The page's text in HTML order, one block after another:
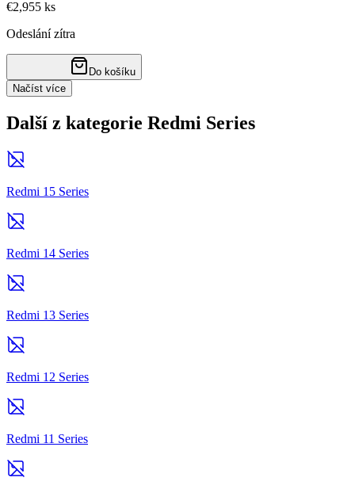
€2,955 ks
Odeslání zítra
Do košíku
Načíst více
Další z kategorie Redmi Series
Redmi 15 Series
Redmi 14 Series
Redmi 13 Series
Redmi 12 Series
Redmi 11 Series